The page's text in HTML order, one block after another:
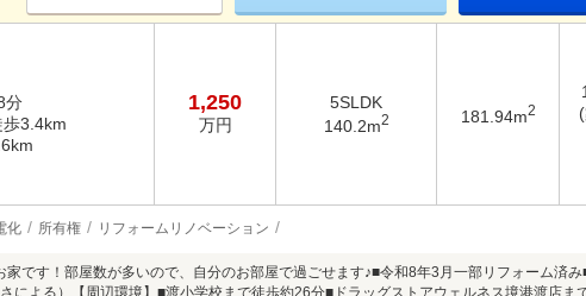
分
歩3.4km
1,250
万円
5SLDK
140.2m2 181.94m2
化 所有権 リフォームリノベーション
家です！部屋数が多いので、自分のお部屋で過ごせます♪■令和8年3月一部リフォーム済
による）【周辺環境】■渡小学校まで徒歩約26分■ドラッグストアウェルネス境港渡店ま